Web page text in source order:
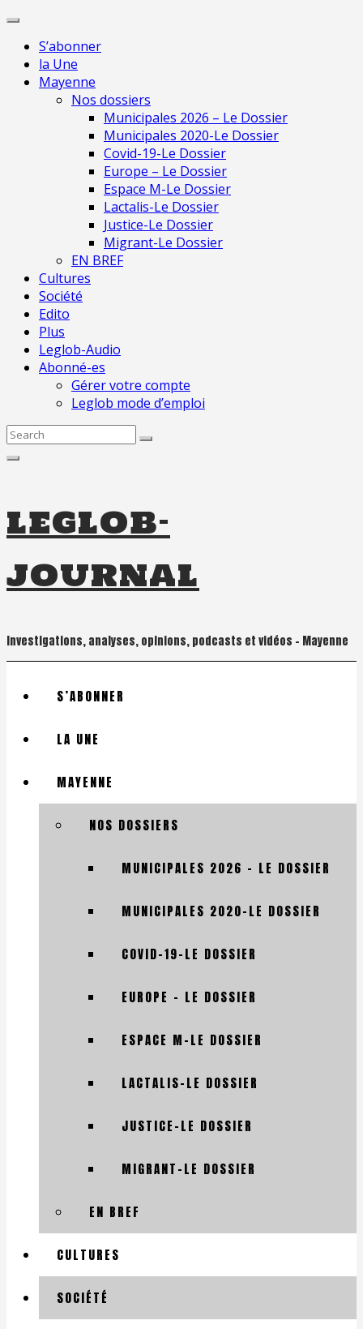
Skip
contentS’abonner
la Une
Mayenne
Nos dossiers
Municipales 2026 – Le Dossier
Municipales 2020-Le Dossier
Covid-19-Le Dossier
Europe – Le Dossier
Espace M-Le Dossier
Lactalis-Le Dossier
Justice-Le Dossier
Migrant-Le Dossier
EN BREF
Cultures
Société
Edito
Plus
Leglob-Audio
Abonné-es
Gérer votre compte
Leglob mode d’emploi
Search
leglob-
journal
Investigations, analyses, opinions, podcasts et vidéos – Mayenne
S’ABONNER
LA UNE
MAYENNE
NOS DOSSIERS
MUNICIPALES 2026 – LE DOSSIER
MUNICIPALES 2020-LE DOSSIER
COVID-19-LE DOSSIER
EUROPE – LE DOSSIER
ESPACE M-LE DOSSIER
LACTALIS-LE DOSSIER
JUSTICE-LE DOSSIER
MIGRANT-LE DOSSIER
EN BREF
CULTURES
SOCIÉTÉ